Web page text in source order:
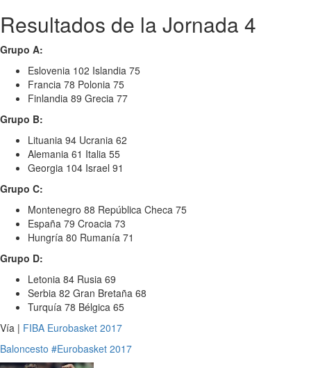
Resultados de la Jornada 4
Grupo A:
Eslovenia 102 Islandia 75
Francia 78 Polonia 75
Finlandia 89 Grecia 77
Grupo B:
Lituania 94 Ucrania 62
Alemania 61 Italia 55
Georgia 104 Israel 91
Grupo C:
Montenegro 88 República Checa 75
España 79 Croacia 73
Hungría 80 Rumanía 71
Grupo D:
Letonia 84 Rusia 69
Serbia 82 Gran Bretaña 68
Turquía 78 Bélgica 65
Vía | FIBA Eurobasket 2017
Baloncesto #Eurobasket 2017